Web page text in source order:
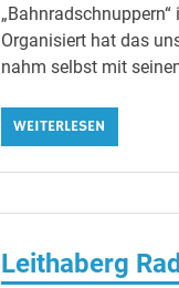
Organisiert hat das
nahm selbst mit
WEITERLESEN
Leithaberg